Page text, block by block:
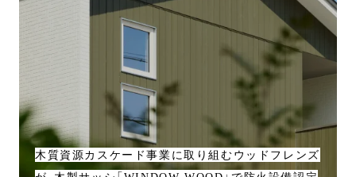
木質資源カスケード事業に取り組むウッドフレンズ